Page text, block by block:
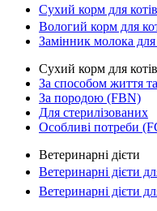
Сухий корм для котів
Вологий корм для
Замінник молока
Сухий корм для котів
За способом життя
За породою (FBN)
Для стерилізованих
Особливі потреби
Ветеринарні дієти
Ветеринарні дієти
Ветеринарні дієти